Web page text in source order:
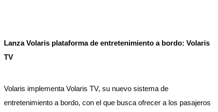
Lanza Volaris plataforma de entretenimiento a bordo: Volaris
TV
Volaris implementa Volaris TV, su nuevo sistema de
entretenimiento a bordo, con el que busca ofrecer a los pasajeros